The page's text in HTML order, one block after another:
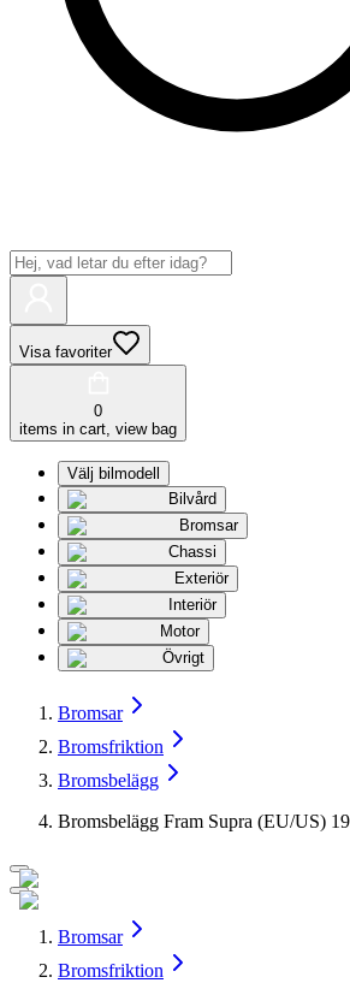
Visa favoriter
0
items in cart, view bag
Välj bilmodell
Bilvård
Bromsar
Chassi
Exteriör
Interiör
Motor
Övrigt
Bromsar
Bromsfriktion
Bromsbelägg
Bromsbelägg Fram Supra (EU/US)
Bromsar
Bromsfriktion